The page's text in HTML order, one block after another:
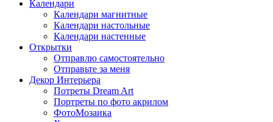
Календари
Календари магнитные
Календари настольные
Календари настенные
Открытки
Отправлю самостоятельно
Отправьте за меня
Декор Интерьера
Потреты Dream Art
Портреты по фото акрилом
ФотоМозаика